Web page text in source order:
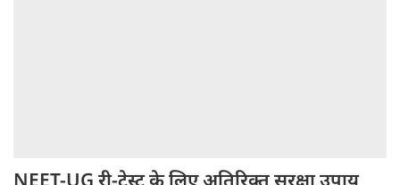
NEET-UG री-टेस्ट के लिए अतिरिक्त सुरक्षा उपाय